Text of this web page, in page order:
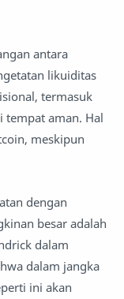
antara
likuiditas
termasuk
tempat aman. Hal
meskipun
dengan
besar adalah
dalam
dalam jangka
ini akan